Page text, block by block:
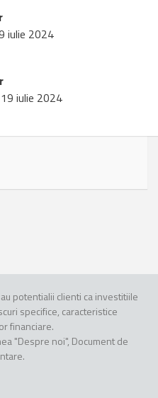
iulie 2024
iulie 2024
potentialii clienti ca investitiile
specifice, caracteristice
financiare.
"Despre noi", Document de